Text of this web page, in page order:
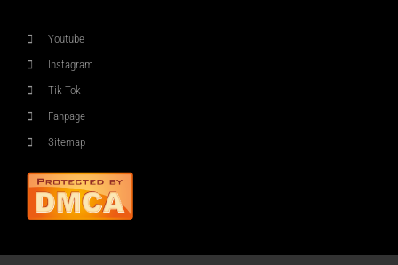
Youtube
Instagram
Tik Tok
Fanpage
Sitemap